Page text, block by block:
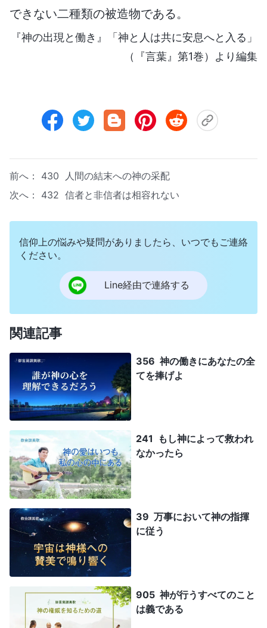
できない二種類の被造物である。
『神の出現と働き』「神と人は共に安息へと入る」
（『言葉』第1巻）より編集
前へ： 430 人間の結末への神の采配
次へ： 432 信者と非信者は相容れない
信仰上の悩みや疑問がありましたら、いつでもご連絡
ください。
Line経由で連絡する
関連記事
356 神の働きにあなたの全
てを捧げよ
241 もし神によって救われ
なかったら
39 万事において神の指揮
に従う
905 神が行うすべてのこと
は義である